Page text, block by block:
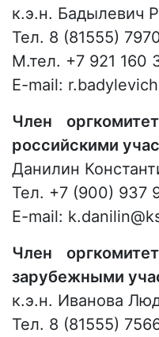
к.э.н. Бадылевич
Тел. 8 (81555)
М.тел. +7 921 160
E-mail:
Член
российскими
Данилин
Тел. +7 (900) 937
E-mail:
Член
зарубежными
к.э.н. Иванова
Тел. 8 (81555)